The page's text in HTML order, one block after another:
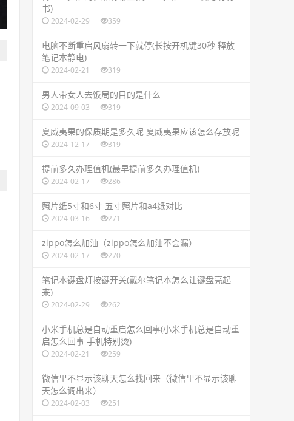
书)
2024-02-29 359
​电脑不断重启风扇转一下就停(长按开机键30秒 释放
笔记本静电)
2024-02-21 319
​男人带女人去饭局的目的是什么
2024-09-03 319
​夏威夷果的保质期是多久呢 夏威夷果应该怎么存放呢
2024-12-17 319
​提前多久办理值机(最早提前多久办理值机)
2024-02-17 286
​照片纸5寸和6寸 五寸照片和a4纸对比
2024-03-16 271
​zippo怎么加油（zippo怎么加油不会漏）
2024-02-17 270
​笔记本键盘灯按键开关(戴尔笔记本怎么让键盘亮起
来)
2024-02-29 262
​小米手机总是自动重启怎么回事(小米手机总是自动重
启怎么回事 手机特别烫)
2024-02-21 259
​微信里不显示该聊天怎么找回来（微信里不显示该聊
天怎么调出来）
2024-02-03 251